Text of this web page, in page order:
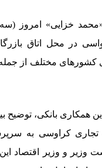
«محمد خزایی» امروز
در محل اتاق
کشورهای مختلف از جمله
همکاری بانکی، توضیح
کراوسی به
وزیر و وزیر اقتصاد